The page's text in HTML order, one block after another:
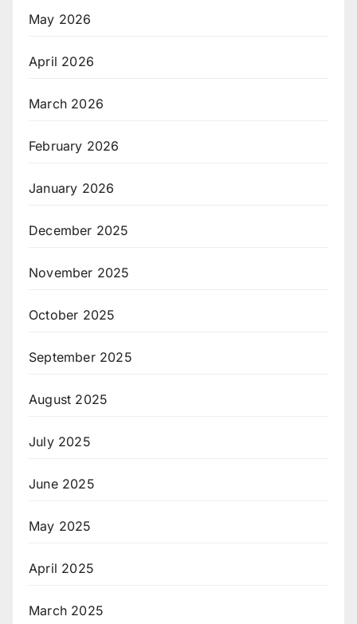
May 2026
April 2026
March 2026
February 2026
January 2026
December 2025
November 2025
October 2025
September 2025
August 2025
July 2025
June 2025
May 2025
April 2025
March 2025